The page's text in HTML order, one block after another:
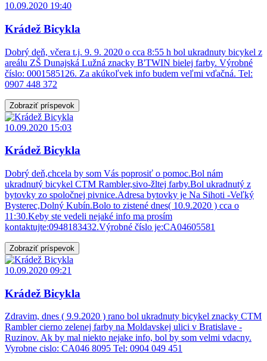
10.09.2020 19:40
Krádež Bicykla
Dobrý deň, včera t.j. 9. 9. 2020 o cca 8:55 h bol ukradnuty bicykel z
areálu ZŠ Dunajská Lužná znacky B'TWIN bielej farby. Výrobné
číslo: 0001585126. Za akúkoľvek info budem veľmi vďačná. Tel:
0907 448 372
Zobraziť príspevok
10.09.2020 15:03
Krádež Bicykla
Dobrý deň,chcela by som Vás poprosiť o pomoc.Bol nám
ukradnutý bicykel CTM Rambler,sivo-žltej farby.Bol ukradnutý z
bytovky zo spoločnej pivnice.Adresa bytovky je Na Sihoti -Veľký
Bysterec,Dolný Kubín.Bolo to zistené dnes( 10.9.2020 ) cca o
11:30.Keby ste vedeli nejaké info ma prosím
kontaktujte:0948183432.Výrobné číslo je:CA04605581
Zobraziť príspevok
10.09.2020 09:21
Krádež Bicykla
Zdravim, dnes ( 9.9.2020 ) rano bol ukradnuty bicykel znacky CTM
Rambler cierno zelenej farby na Moldavskej ulici v Bratislave -
Ruzinov. Ak by mal niekto nejake info, bol by som velmi vdacny.
Vyrobne cislo: CA046 8095 Tel: 0904 049 451